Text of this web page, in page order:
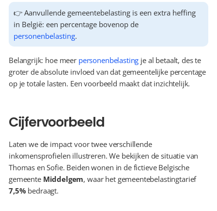
👉 Aanvullende gemeentebelasting is een extra heffing
personenbelasting.
Belangrijk: hoe meer personenbelasting je al betaalt, des te
groter de absolute invloed van dat gemeentelijke percentage
op je totale lasten. Een voorbeeld maakt dat inzichtelijk.
Cijfervoorbeeld
Laten we de impact voor twee verschillende
inkomensprofielen illustreren. We bekijken de situatie van
Thomas en Sofie. Beiden wonen in de fictieve Belgische
gemeente Middelgem
, waar het gemeentebelastingtarief
7,5% bedraagt.